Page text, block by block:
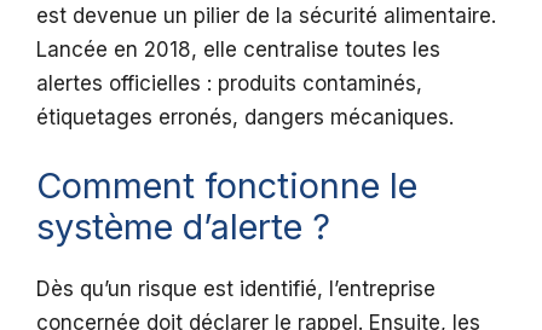
est devenue un pilier de la sécurité alimentaire.
Lancée en 2018, elle centralise toutes les
alertes officielles : produits contaminés,
étiquetages erronés, dangers mécaniques.
Comment fonctionne le
système d’alerte ?
Dès qu’un risque est identifié, l’entreprise
concernée doit déclarer le rappel. Ensuite, les